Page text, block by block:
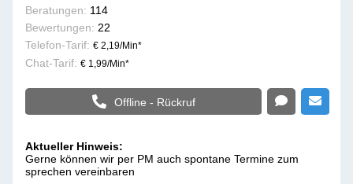
Beratungen: 114
Bewertungen: 22
Telefon-Tarif: € 2,19/Min*
Chat-Tarif: € 1,99/Min*
Offline - Rückruf
Aktueller Hinweis:
Gerne können wir per PM auch spontane Termine zum
sprechen vereinbaren